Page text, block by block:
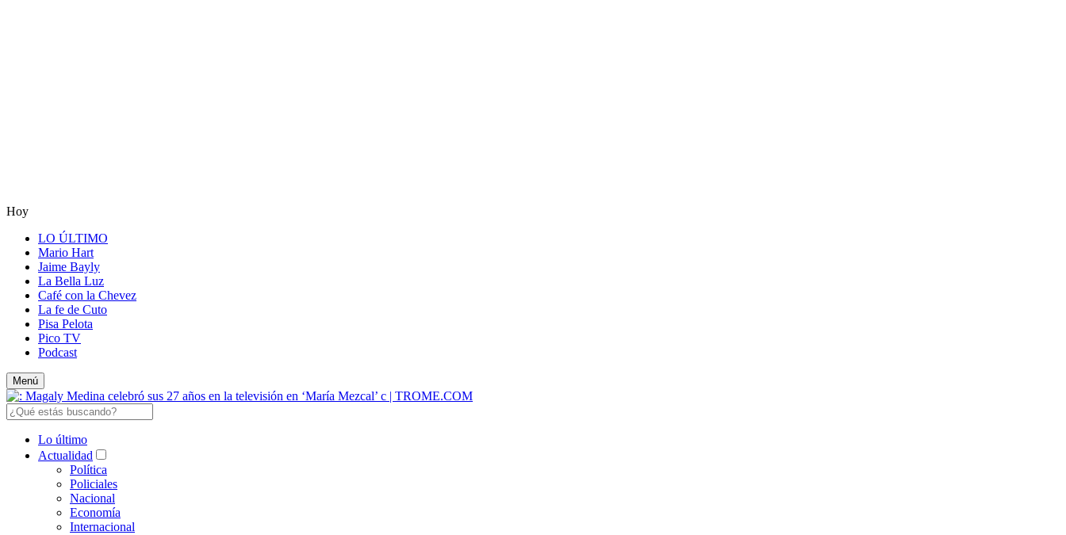
Hoy
LO ÚLTIMO
Mario Hart
Jaime Bayly
La Bella Luz
Café con la Chevez
La fe de Cuto
Pisa Pelota
Pico TV
Podcast
Menú
Lo último
Actualidad
Política
Policiales
Nacional
Economía
Internacional